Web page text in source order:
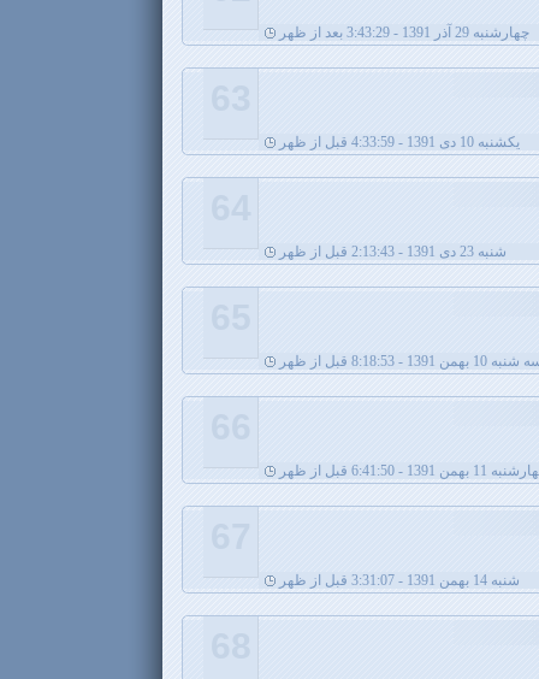
چهارشنبه 29 آذر 1391 - 3:43:29 بعد از ظهر
يکشنبه 10 دی 1391 - 4:33:59 قبل از ظهر
شنبه 23 دی 1391 - 2:13:43 قبل از ظهر
10 بهمن 1391 - 8:18:53 قبل از ظهر
11 بهمن 1391 - 6:41:50 قبل از ظهر
شنبه 14 بهمن 1391 - 3:31:07 قبل از ظهر